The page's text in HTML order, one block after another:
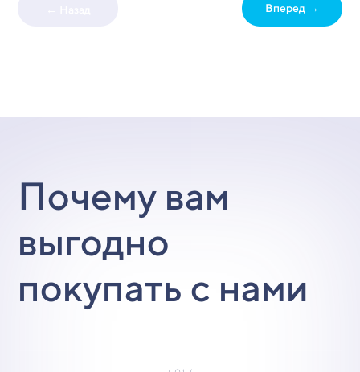
Вперед →
Почему вам
выгодно
покупать с нами